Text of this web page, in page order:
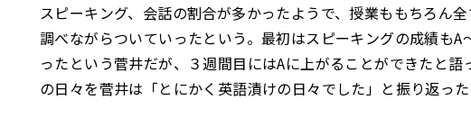
スピーキング、会話の割合が多かったようで、授業ももちろん
調べながらついていったという。最初はスピーキングの成績もA
ったという菅井だが、３週間目にはAに上がることができたと
の日々を菅井は「とにかく英語漬けの日々でした」と振り返った